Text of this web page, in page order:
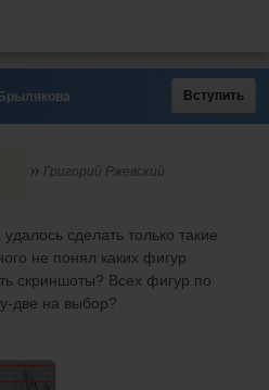
Вступить
Григорий Ржевский
сделать только такие
не понял каких фигур
скриншоты? Всех фигур по
две на выбор?